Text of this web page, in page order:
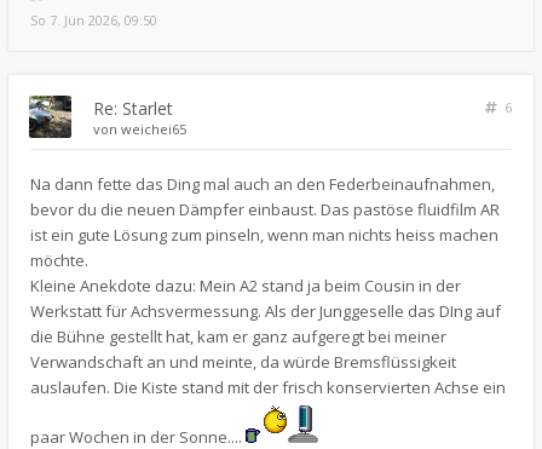
So 7. Jun 2026, 09:50
Re: Starlet
6
von weichei65
Na dann fette das Ding mal auch an den Federbeinaufnahmen,
bevor du die neuen Dämpfer einbaust. Das pastöse fluidfilm AR
ist ein gute Lösung zum pinseln, wenn man nichts heiss machen
möchte.
Kleine Anekdote dazu: Mein A2 stand ja beim Cousin in der
Werkstatt für Achsvermessung. Als der Junggeselle das DIng auf
die Bühne gestellt hat, kam er ganz aufgeregt bei meiner
Verwandschaft an und meinte, da würde Bremsflüssigkeit
auslaufen. Die Kiste stand mit der frisch konservierten Achse ein
paar Wochen in der Sonne....